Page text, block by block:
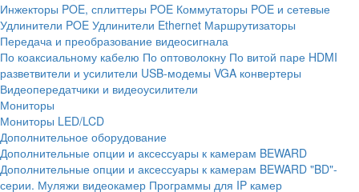
Инжекторы POE, сплиттеры POE Коммутаторы POE и сетевые
Удлинители POE Удлинители Ethernet Маршрутизаторы
Передача и преобразование видеосигнала
По коаксиальному кабелю По оптоволокну По витой паре HDMI
разветвители и усилители USB-модемы VGA конвертеры
Видеопередатчики и видеоусилители
Мониторы
Мониторы LED/LCD
Дополнительное оборудование
Дополнительные опции и аксессуары к камерам BEWARD
Дополнительные опции и аксессуары к камерам BEWARD "BD"-
серии. Муляжи видеокамер Программы для IP камер